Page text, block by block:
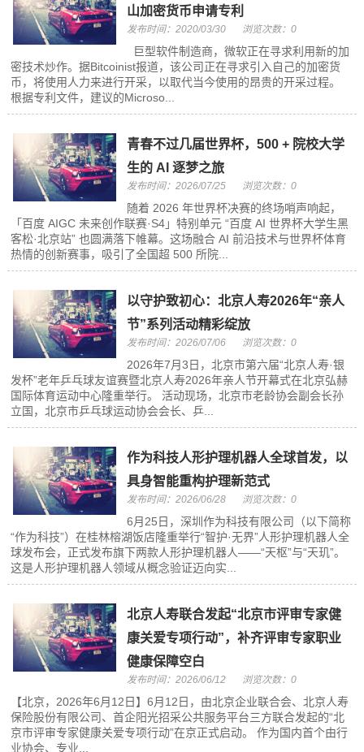
山加密货币申请专利
发布时间：2020/03/30 浏览次数：0
巨型软件制造商，微软正在寻求利用新的加
密技术炒作。据Bitcoinist报道，该公司正在寻求引入自己的加密货
币，将使用人力来进行开采，以取代当今使用的昂贵的开采过程。
根据专利文件，建议的Microso...
青春不过几届世界杯，500 + 院校大学
生的 AI 逐梦之旅
发布时间：2026/07/25 浏览次数：0
随着 2026 年世界杯决赛的终场哨声响起，
「百度 AIGC 未来创作联赛·S4」特别单元 “百度 AI 世界杯大学生黑
客松·北京站” 也圆满落下帷幕。这场融合 AI 前沿技术与世界杯体育
热情的创新赛事，吸引了全国超 500 所院...
以守护致初心：北京人寿2026年“亲人
节”系列活动精彩绽放
发布时间：2026/07/06 浏览次数：0
2026年7月3日，北京市第六届“北京人寿·银
发杯”老年乒乓球友谊赛暨北京人寿2026年亲人节开幕式在北京弘赫
国际体育运动中心隆重举行。 活动现场，北京市老龄协会副会长孙
立国，北京市乒乓球运动协会会长、乒...
作为科技人形护理机器人全球首发，以
具身智能重构护理新范式
发布时间：2026/06/28 浏览次数：0
6月25日，深圳作为科技有限公司（以下简称
“作为科技”）在桂林榕湖饭店隆重举行“智护·无界”人形护理机器人全
球发布会，正式发布旗下两款人形护理机器人——“天枢”与“天玑”。
这是人形护理机器人领域从概念验证迈向实...
北京人寿联合发起“北京市评审专家健
康关爱专项行动”，补齐评审专家职业
健康保障空白
发布时间：2026/06/12 浏览次数：0
【北京，2026年6月12日】6月12日，由北京企业联合会、北京人寿
保险股份有限公司、首企阳光招采公共服务平台三方联合发起的“北
京市评审专家健康关爱专项行动”在京正式启动。 作为国内首个由行
业协会、专业...